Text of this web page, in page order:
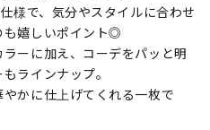
様で、気分やスタイルに合わせ
も嬉しいポイント◎
ーに加え、コーデをパッと明
ラインナップ。
かに仕上げてくれる一枚で